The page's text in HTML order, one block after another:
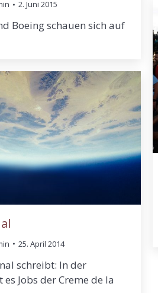
2. Juni 2015
Boeing schauen sich auf
25. April 2014
schreibt: In der
Jobs der Creme de la